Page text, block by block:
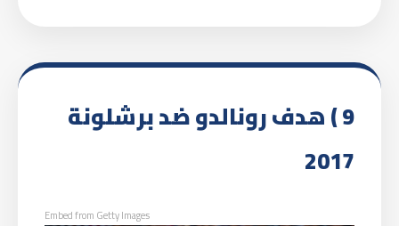
9 ) هدف رونالدو ضد برشلونة
2017
Embed from Getty Images